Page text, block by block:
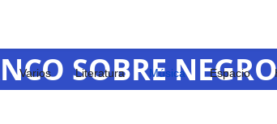
Varios Literatura Música Espacio
SOBRE NEGRO